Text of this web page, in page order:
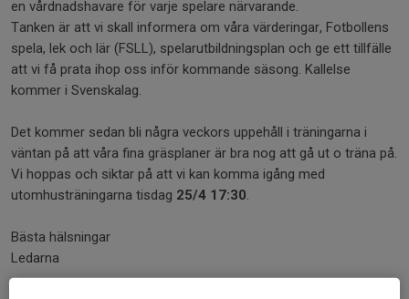
en vårdnadshavare för varje spelare närvarande.
Tanken är att vi skall informera om våra värderingar, Fotbollens
spela, lek och lär (FSLL), spelarutbildningsplan och ge ett tillfälle
att vi få prata ihop oss inför kommande säsong. Kallelse
kommer i Svenskalag.
Det kommer sedan bli några veckors uppehåll i träningarna i
väntan på att våra fina gräsplaner är bra nog att gå ut o träna på.
Vi hoppas och siktar på att vi kan komma igång med
utomhusträningarna tisdag 25/4 17:30.
Bästa hälsningar
Ledarna